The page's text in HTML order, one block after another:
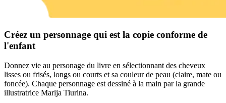
Créez un personnage qui est la copie conforme de
l'enfant
Donnez vie au personage du livre en sélectionnant des cheveux
lisses ou frisés, longs ou courts et sa couleur de peau (claire, mate ou
foncée). Chaque personnage est dessiné à la main par la grande
illustratrice Marija Tiurina.